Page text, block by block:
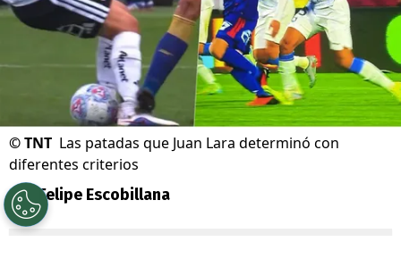
©TNT Las patadas que Juan Lara determinó con
diferentes criterios
Por Felipe Escobillana